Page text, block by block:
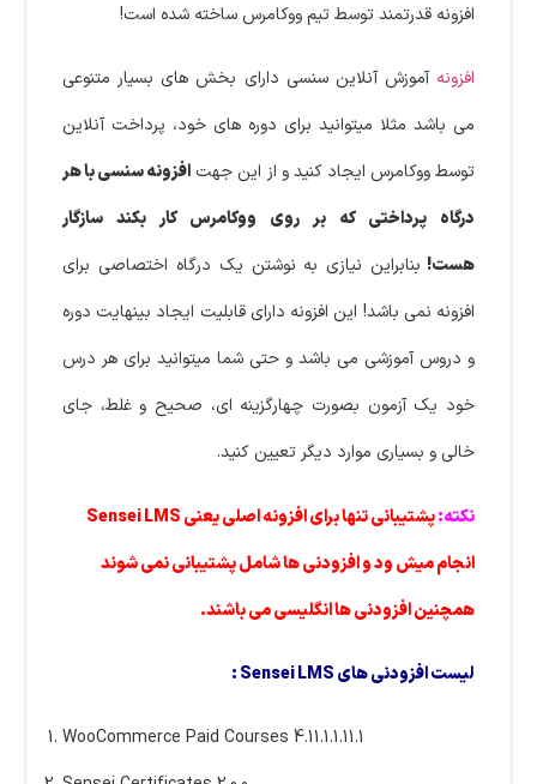
افزونه قدرتمند توسط تیم ووکامرس ساخته شده است!
افزونه آموزش آنلاین سنسی دارای بخش های بسیار متنوعی
می باشد مثلا میتوانید برای دوره های خود، پرداخت آنلاین
توسط ووکامرس ایجاد کنید و از این جهت افزونه سنسی با هر
درگاه پرداختی که بر روی ووکامرس کار بکند سازگار
هست! بنابراین نیازی به نوشتن یک درگاه اختصاصی برای
افزونه نمی باشد! این افزونه دارای قابلیت ایجاد بینهایت دوره
و دروس آموزشی می باشد و حتی شما میتوانید برای هر درس
خود یک آزمون بصورت چهارگزینه ای، صحیح و غلط، جای
خالی و بسیاری موارد دیگر تعیین کنید.
نکته:
پشتیبانی تنها برای افزونه اصلی یعنی Sensei LMS
انجام میش ود و افزودنی ها شامل پشتیبانی نمی شوند
همچنین افزودنی ها انگلیسی می باشند.
لیست افزودنی های Sensei LMS :
WooCommerce Paid Courses 4.11.1.1.11.1